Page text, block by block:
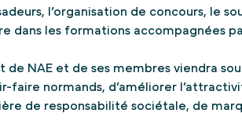
l’organisation de concours, le
dans les formations accompagnées
NAE et de ses membres viendra
faire normands, d’améliorer
de responsabilité sociétale, de